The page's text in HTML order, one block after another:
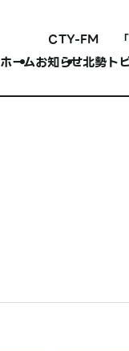
CTY-FM
ホームお知らせ北勢ト